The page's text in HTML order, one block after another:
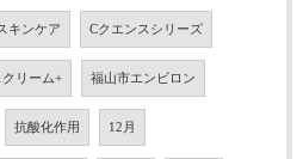
キンケア Cクエンスシリーズ
リーム+ 福山市エンビロン
抗酸化作用 12月